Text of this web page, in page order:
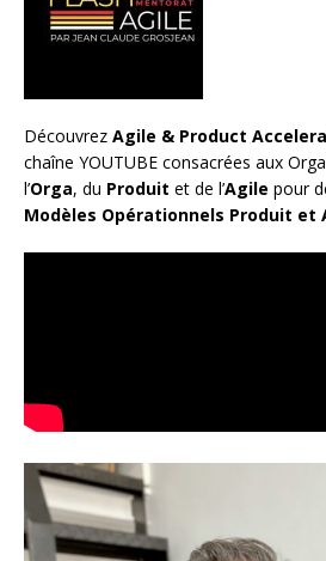
Découvrez Agile & Product
chaîne YOUTUBE consacrées aux
l’Orga, du Produit et de l’Agile pour
Modèles Opérationnels Produit et